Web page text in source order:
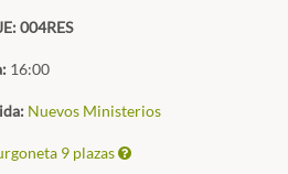
004RES
16:00
Nuevos Ministerios
9 plazas